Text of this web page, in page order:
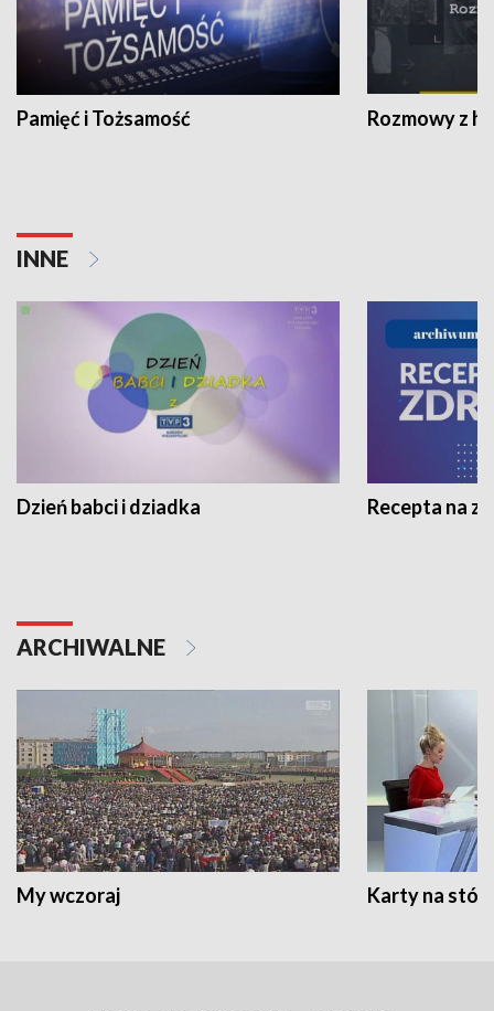
Pamięć i Tożsamość Rozmowy z
INNE
Dzień babci i dziadka Recepta na
ARCHIWALNE
My wczoraj Karty na